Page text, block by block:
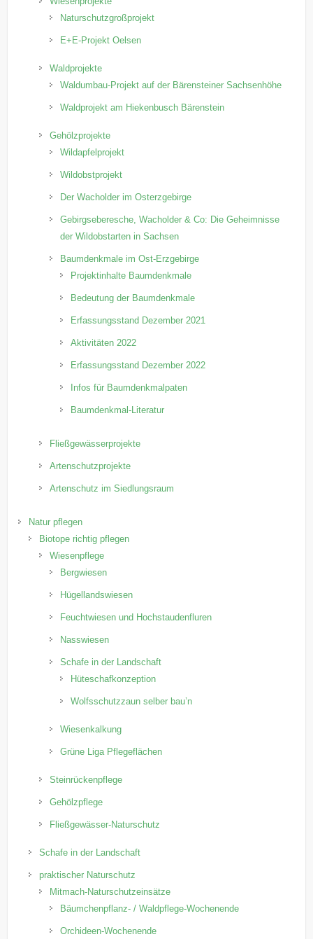
Naturschutzgroßprojekt
E+E-Projekt Oelsen
Waldprojekte
Waldumbau-Projekt auf der Bärensteiner Sachsenhöhe
Waldprojekt am Hiekenbusch Bärenstein
Gehölzprojekte
Wildapfelprojekt
Wildobstprojekt
Der Wacholder im Osterzgebirge
Gebirgseberesche, Wacholder & Co: Die Geheimnisse
der Wildobstarten in Sachsen
Baumdenkmale im Ost-Erzgebirge
Projektinhalte Baumdenkmale
Bedeutung der Baumdenkmale
Erfassungsstand Dezember 2021
Aktivitäten 2022
Erfassungsstand Dezember 2022
Infos für Baumdenkmalpaten
Baumdenkmal-Literatur
Fließgewässerprojekte
Artenschutzprojekte
Artenschutz im Siedlungsraum
Natur pflegen
Biotope richtig pflegen
Wiesenpflege
Bergwiesen
Hügellandswiesen
Feuchtwiesen und Hochstaudenfluren
Nasswiesen
Schafe in der Landschaft
Hüteschafkonzeption
Wolfsschutzzaun selber bau’n
Wiesenkalkung
Grüne Liga Pflegeflächen
Steinrückenpflege
Gehölzpflege
Fließgewässer-Naturschutz
Schafe in der Landschaft
praktischer Naturschutz
Mitmach-Naturschutzeinsätze
Bäumchenpflanz- / Waldpflege-Wochenende
Orchideen-Wochenende